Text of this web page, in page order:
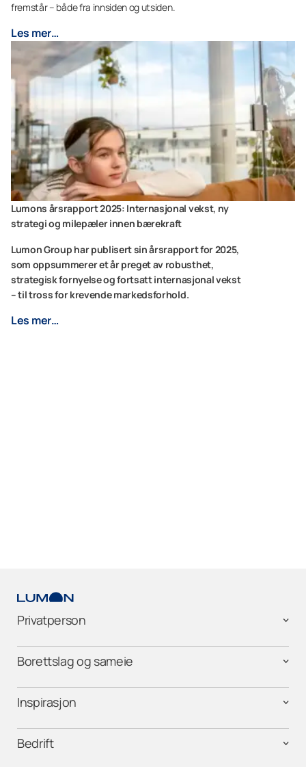
fremstår – både fra innsiden og utsiden.
Les mer…
Lumons årsrapport 2025: Internasjonal vekst, ny
strategi og milepæler innen bærekraft
Lumon Group har publisert sin årsrapport for 2025,
som oppsummerer et år preget av robusthet,
strategisk fornyelse og fortsatt internasjonal vekst
– til tross for krevende markedsforhold.
Les mer…
Privatperson
Borettslag og sameie
Inspirasjon
Bedrift